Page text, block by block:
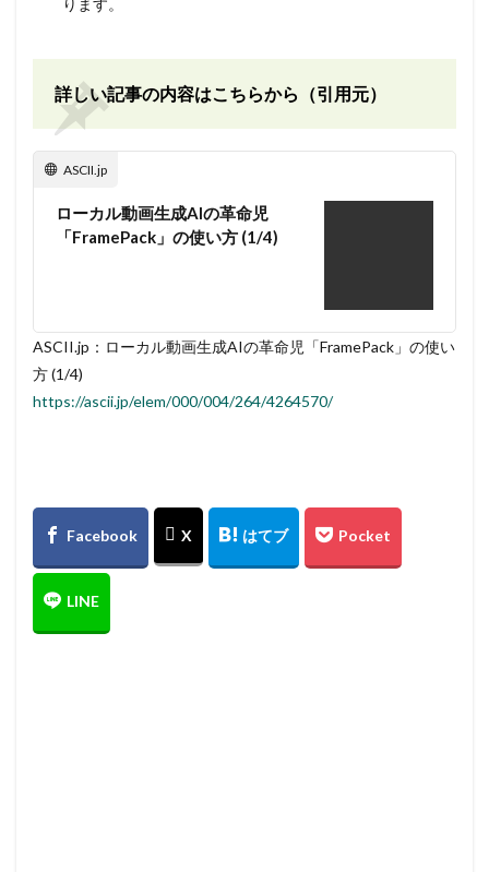
ります。
詳しい記事の内容はこちらから（引用元）
ASCII.jp
ローカル動画生成AIの革命児
「FramePack」の使い方 (1/4)
ASCII.jp：ローカル動画生成AIの革命児「FramePack」の使い
方 (1/4)
https://ascii.jp/elem/000/004/264/4264570/